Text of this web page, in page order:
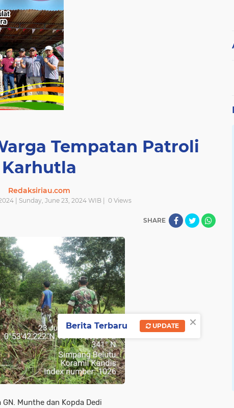
Tempatan Patroli
Karhutla
Redaksiriau.com
| Sunday, June 23, 2024 WIB | 0Views
SHARE
Munthe dan Kopda Dedi
×
Berita Terbaru UPDATE